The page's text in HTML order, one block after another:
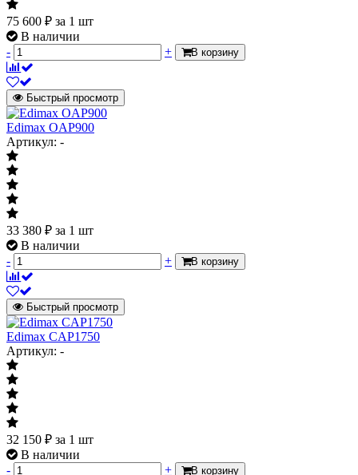
75 600 ₽ за 1 шт
В наличии
-
+ В корзину
Быстрый просмотр
Edimax OAP900
Артикул: -
33 380 ₽ за 1 шт
В наличии
-
+ В корзину
Быстрый просмотр
Edimax CAP1750
Артикул: -
32 150 ₽ за 1 шт
В наличии
-
+ В корзину